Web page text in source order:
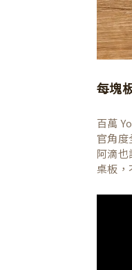
每塊
百萬
官角
阿滴
桌板